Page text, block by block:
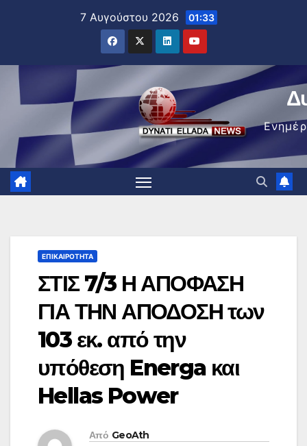
7 Αυγούστου 2026 01:33
ΕΠΙΚΑΙΡΌΤΗΤΑ
ΣΤΙΣ 7/3 Η ΑΠΟΦΑΣΗ
ΓΙΑ ΤΗΝ ΑΠΟΔΟΣΗ των
103 εκ. από την
υπόθεση Energa και
Hellas Power
Από GeoAth